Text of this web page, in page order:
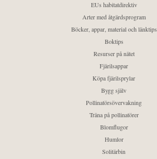
EUs habitatdirektiv
Arter med åtgärdsprogram
Böcker, appar, material och länktips
Boktips
Resurser på nätet
Fjärilsappar
Köpa fjärilsprylar
Bygg själv
Pollinatörsövervakning
Träna på pollinatörer
Blomflugor
Humlor
Solitärbin